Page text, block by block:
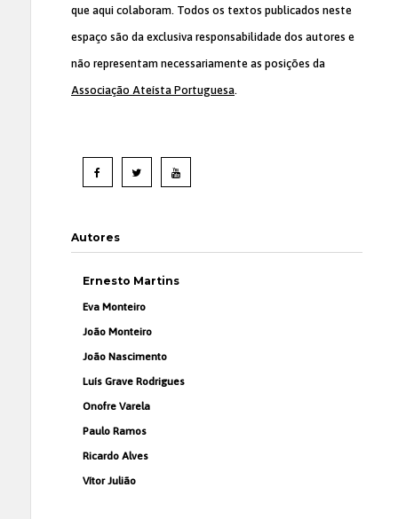
que aqui colaboram. Todos os textos publicados neste
espaço são da exclusiva responsabilidade dos autores e
não representam necessariamente as posições da
Associação Ateísta Portuguesa.
Autores
Ernesto Martins
Eva Monteiro
João Monteiro
João Nascimento
Luís Grave Rodrigues
Onofre Varela
Paulo Ramos
Ricardo Alves
Vítor Julião